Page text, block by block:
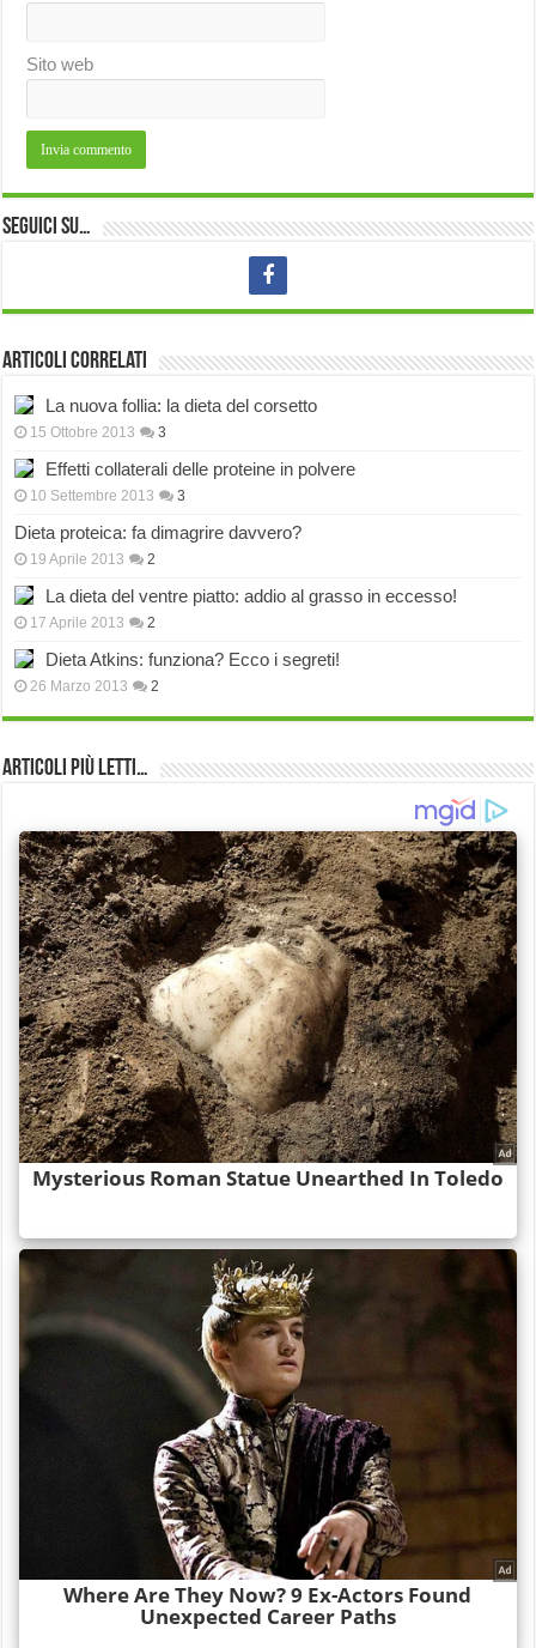
Sito web
Seguici su…
Articoli correlati
La nuova follia: la dieta del corsetto
15 Ottobre 2013 3
Effetti collaterali delle proteine in polvere
10 Settembre 2013 3
Dieta proteica: fa dimagrire davvero?
19 Aprile 2013 2
La dieta del ventre piatto: addio al grasso in eccesso!
17 Aprile 2013 2
Dieta Atkins: funziona? Ecco i segreti!
26 Marzo 2013 2
Articoli più Letti…